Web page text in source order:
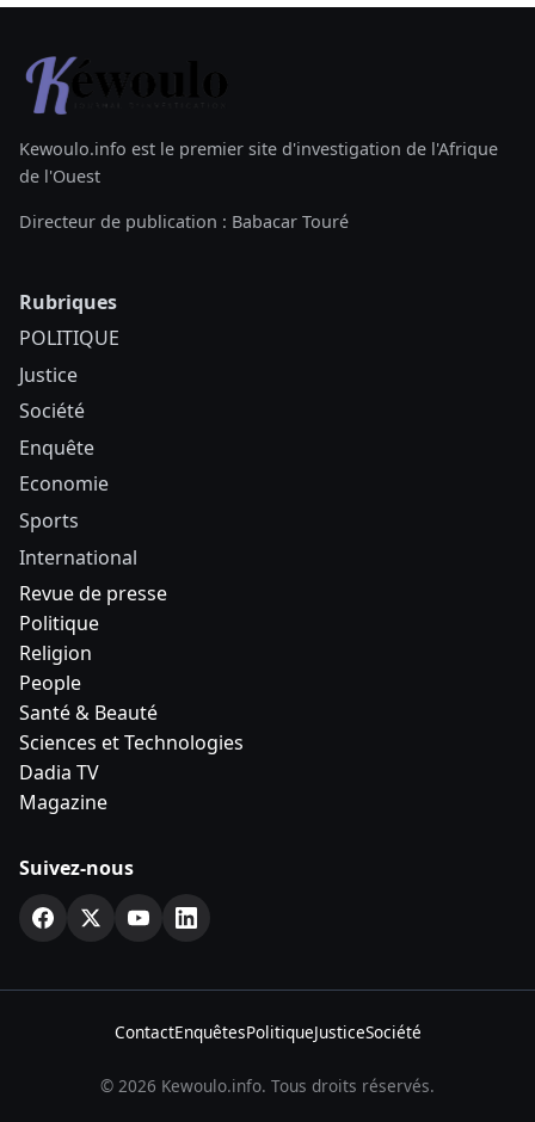
Kewoulo.info est le premier site d'investigation de l'Afrique
de l'Ouest
Directeur de publication : Babacar Touré
Rubriques
POLITIQUE
Justice
Société
Enquête
Economie
Sports
International
Revue de presse
Politique
Religion
People
Santé & Beauté
Sciences et Technologies
Dadia TV
Magazine
Suivez-nous
ContactEnquêtesPolitiqueJusticeSociété
© 2026 Kewoulo.info. Tous droits réservés.